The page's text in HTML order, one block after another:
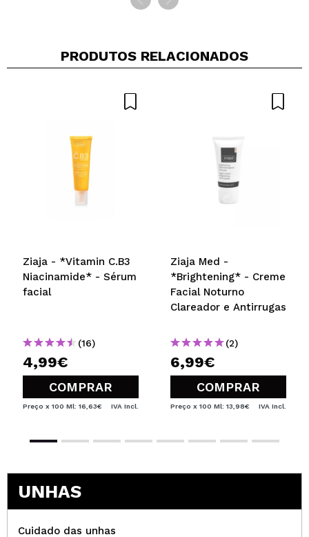
PRODUTOS RELACIONADOS
Ziaja - *Vitamin C.B3
Niacinamide* - Sérum
facial
(16)
4,99€
COMPRAR
Preço x 100 Ml: 16,63€ IVA Incl.
Ziaja Med -
*Brightening* - Creme
Facial Noturno
Clareador e Antirrugas
(2)
6,99€
COMPRAR
Preço x 100 Ml: 13,98€ IVA Incl.
UNHAS
Cuidado das unhas